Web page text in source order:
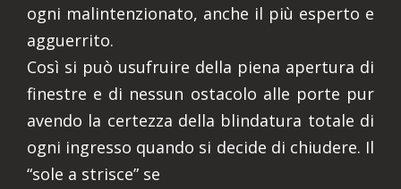
ogni malintenzionato, anche il più esperto e
agguerrito.
Così si può usufruire della piena apertura di
finestre e di nessun ostacolo alle porte pur
avendo la certezza della blindatura totale di
ogni ingresso quando si decide di chiudere. Il
“sole a strisce” se